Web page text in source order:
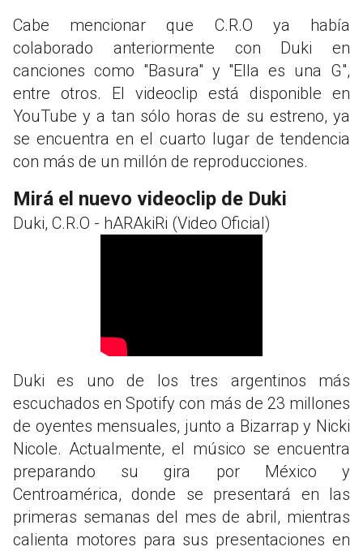
Cabe mencionar que C.R.O ya había
colaborado anteriormente con Duki en
canciones como "Basura" y "Ella es una G",
entre otros. El videoclip está disponible en
YouTube y a tan sólo horas de su estreno, ya
se encuentra en el cuarto lugar de tendencia
con más de un millón de reproducciones.
Mirá el nuevo videoclip de Duki
Duki, C.R.O - hARAkiRi (Video Oficial)
Duki es uno de los tres argentinos más
escuchados en Spotify con más de 23 millones
de oyentes mensuales, junto a Bizarrap y Nicki
Nicole. Actualmente, el músico se encuentra
preparando su gira por México y
Centroamérica, donde se presentará en las
primeras semanas del mes de abril, mientras
calienta motores para sus presentaciones en